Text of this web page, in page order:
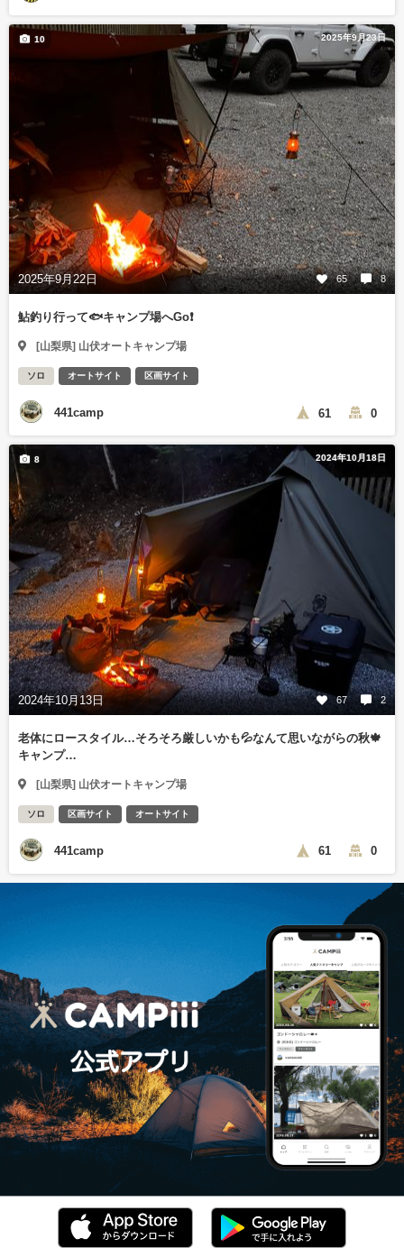
2025年9月23日
2025年9月22日 65 8
10
鮎釣り行って🐟キャンプ場へGo❗️
[山梨県] 山伏オートキャンプ場
ソロ オートサイト 区画サイト
441camp 61 0
2024年10月18日
2024年10月13日 67 2
8
老体にロースタイル…そろそろ厳しいかも💦なんて思いながらの秋🍁
キャンプ…
[山梨県] 山伏オートキャンプ場
ソロ 区画サイト オートサイト
441camp 61 0